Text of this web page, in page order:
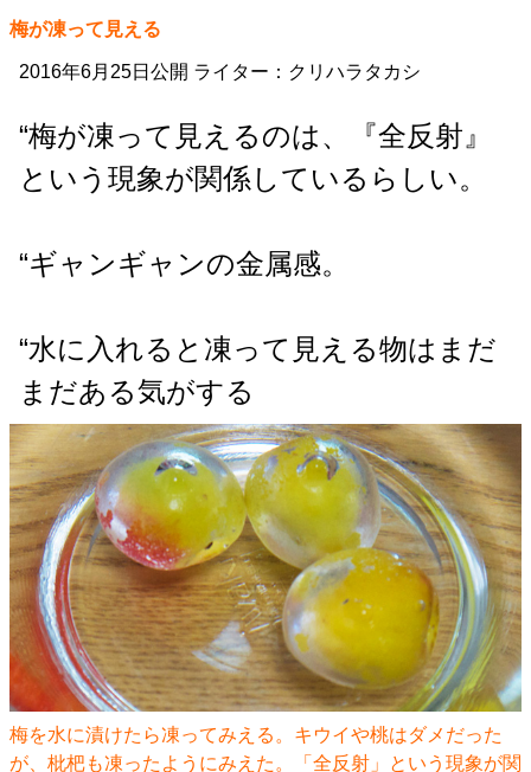
梅が凍って見える
2016年6月25日公開 ライター：クリハラタカシ
“梅が凍って見えるのは、『全反射』
という現象が関係しているらしい。
“ギャンギャンの金属感。
“水に入れると凍って見える物はまだ
まだある気がする
梅を水に漬けたら凍ってみえる。キウイや桃はダメだった
が、枇杷も凍ったようにみえた。「全反射」という現象が関